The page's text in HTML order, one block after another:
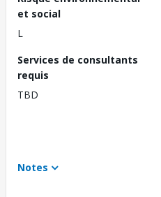
et social
L
Services de consultants
requis
TBD
Notes